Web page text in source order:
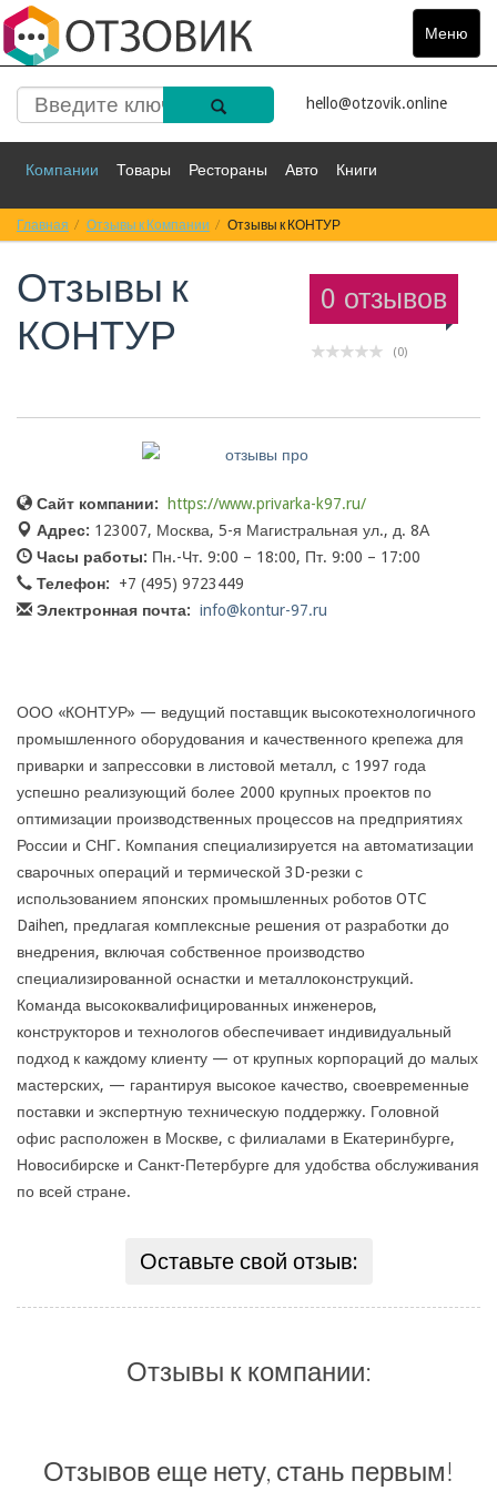
Меню
Toggle
hello@otzovik.online
Компании Товары Рестораны Авто Книги
Спорт Фильмы Деньги Путешествия
Красота Здоровье
Главная Отзывы к Компании Отзывы к КОНТУР
0 отзывов
(0)
Отзывы к
КОНТУР
Сайт компании:
https://www.privarka-k97.ru/
Адрес: 123007, Москва, 5-я Магистральная ул., д. 8А
Часы работы: Пн.-Чт. 9:00 – 18:00, Пт. 9:00 – 17:00
Телефон:
+7 (495) 9723449
Электронная почта: info@kontur-97.ru
ООО «КОНТУР» — ведущий поставщик высокотехнологичного
промышленного оборудования и качественного крепежа для
приварки и запрессовки в листовой металл, с 1997 года
успешно реализующий более 2000 крупных проектов по
оптимизации производственных процессов на предприятиях
России и СНГ. Компания специализируется на автоматизации
сварочных операций и термической 3D-резки с
использованием японских промышленных роботов OTC
Daihen, предлагая комплексные решения от разработки до
внедрения, включая собственное производство
специализированной оснастки и металлоконструкций.
Команда высококвалифицированных инженеров,
конструкторов и технологов обеспечивает индивидуальный
подход к каждому клиенту — от крупных корпораций до малых
мастерских, — гарантируя высокое качество, своевременные
поставки и экспертную техническую поддержку. Головной
офис расположен в Москве, с филиалами в Екатеринбурге,
Новосибирске и Санкт-Петербурге для удобства обслуживания
по всей стране.
Оставьте свой отзыв:
Отзывы к компании:
Отзывов еще нету, стань первым!